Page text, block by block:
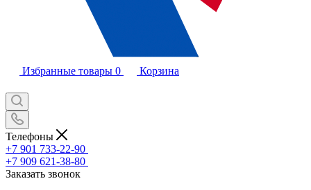
Избранные товары 0 Корзина
Телефоны
+7 901 733-22-90
+7 909 621-38-80
Заказать звонок